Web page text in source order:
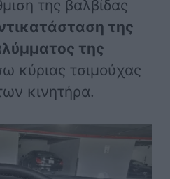
της βαλβίδας
της
της
κύριας τσιμούχας
κινητήρα.